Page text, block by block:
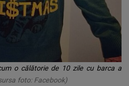
o călătorie de 10 zile cu barca a
foto: Facebook)